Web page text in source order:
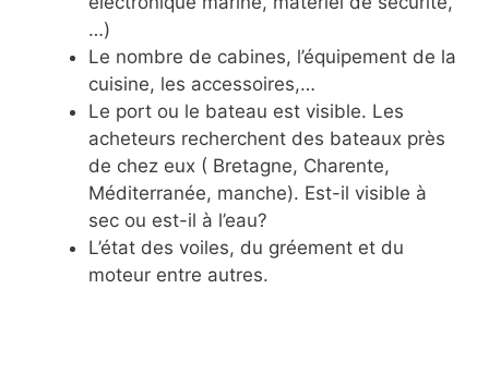
…)
Le nombre de cabines, l’équipement de la
cuisine, les accessoires,…
Le port ou le bateau est visible. Les
acheteurs recherchent des bateaux près
de chez eux ( Bretagne, Charente,
Méditerranée, manche). Est-il visible à
sec ou est-il à l’eau?
L’état des voiles, du gréement et du
moteur entre autres.